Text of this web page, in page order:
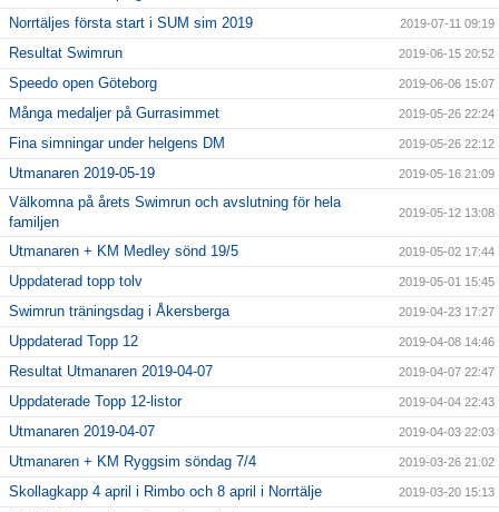
Norrtäljes första start i SUM sim 2019 2019-07-11 09:19
Resultat Swimrun 2019-06-15 20:52
Speedo open Göteborg 2019-06-06 15:07
Många medaljer på Gurrasimmet 2019-05-26 22:24
Fina simningar under helgens DM 2019-05-26 22:12
Utmanaren 2019-05-19 2019-05-16 21:09
Välkomna på årets Swimrun och avslutning för hela
familjen
2019-05-12 13:08
Utmanaren + KM Medley sönd 19/5 2019-05-02 17:44
Uppdaterad topp tolv 2019-05-01 15:45
Swimrun träningsdag i Åkersberga 2019-04-23 17:27
Uppdaterad Topp 12 2019-04-08 14:46
Resultat Utmanaren 2019-04-07 2019-04-07 22:47
Uppdaterade Topp 12-listor 2019-04-04 22:43
Utmanaren 2019-04-07 2019-04-03 22:03
Utmanaren + KM Ryggsim söndag 7/4 2019-03-26 21:02
Skollagkapp 4 april i Rimbo och 8 april i Norrtälje 2019-03-20 15:13